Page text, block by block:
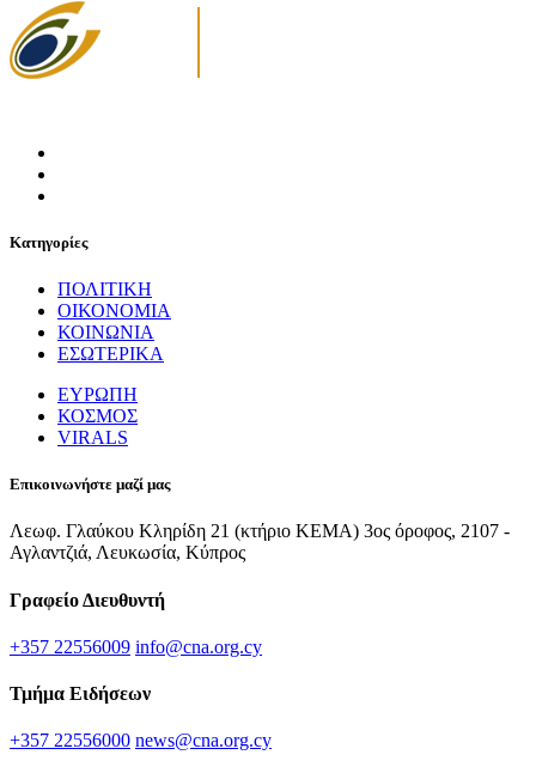
Κατηγορίες
ΠΟΛΙΤΙΚΗ
ΟΙΚΟΝΟΜΙΑ
ΚΟΙΝΩΝΙΑ
ΕΣΩΤΕΡΙΚΑ
ΕΥΡΩΠΗ
ΚΟΣΜΟΣ
VIRALS
Επικοινωνήστε μαζί μας
Λεωφ. Γλαύκου Κληρίδη 21 (κτήριο ΚΕΜΑ) 3ος όροφος, 2107 -
Αγλαντζιά, Λευκωσία, Κύπρος
Γραφείο Διευθυντή
+357 22556009 info@cna.org.cy
Τμήμα Ειδήσεων
+357 22556000 news@cna.org.cy